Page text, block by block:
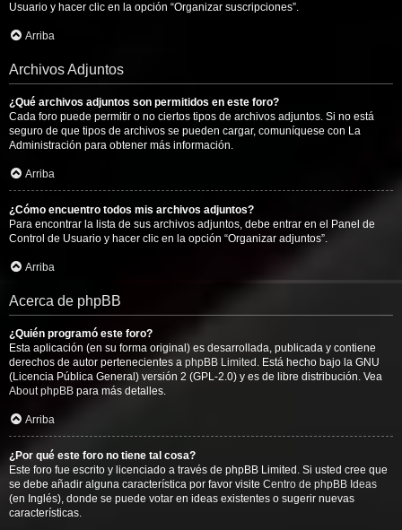
Usuario y hacer clic en la opción “Organizar suscripciones”.
Arriba
Archivos Adjuntos
¿Qué archivos adjuntos son permitidos en este foro?
Cada foro puede permitir o no ciertos tipos de archivos adjuntos. Si no está
seguro de que tipos de archivos se pueden cargar, comuníquese con La
Administración para obtener más información.
Arriba
¿Cómo encuentro todos mis archivos adjuntos?
Para encontrar la lista de sus archivos adjuntos, debe entrar en el Panel de
Control de Usuario y hacer clic en la opción “Organizar adjuntos”.
Arriba
Acerca de phpBB
¿Quién programó este foro?
Esta aplicación (en su forma original) es desarrollada, publicada y contiene
derechos de autor pertenecientes a phpBB Limited . Está hecho bajo la GNU
(Licencia Pública General) versión 2 (GPL-2.0) y es de libre distribución. Vea
About phpBB para más detalles.
Arriba
¿Por qué este foro no tiene tal cosa?
Este foro fue escrito y licenciado a través de phpBB Limited. Si usted cree que
se debe añadir alguna característica por favor visite Centro de phpBB Ideas
(en Inglés), donde se puede votar en ideas existentes o sugerir nuevas
características.